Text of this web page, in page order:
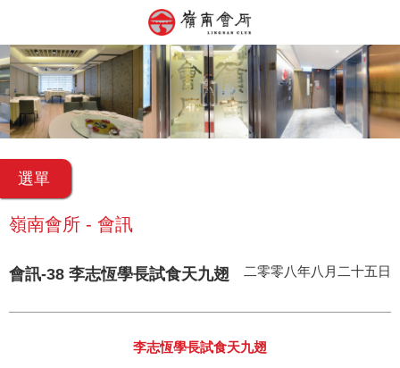
選單
嶺南會所 - 會訊
會訊-38 李志恆學長試食天九翅 二零零八年八月二十五日
李志恆學長試食天九翅